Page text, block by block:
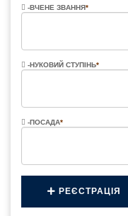
-ВЧЕНЕ ЗВАННЯ*
-НУКОВИЙ СТУПІНЬ*
-ПОСАДА*
РЕЄСТРАЦІЯ